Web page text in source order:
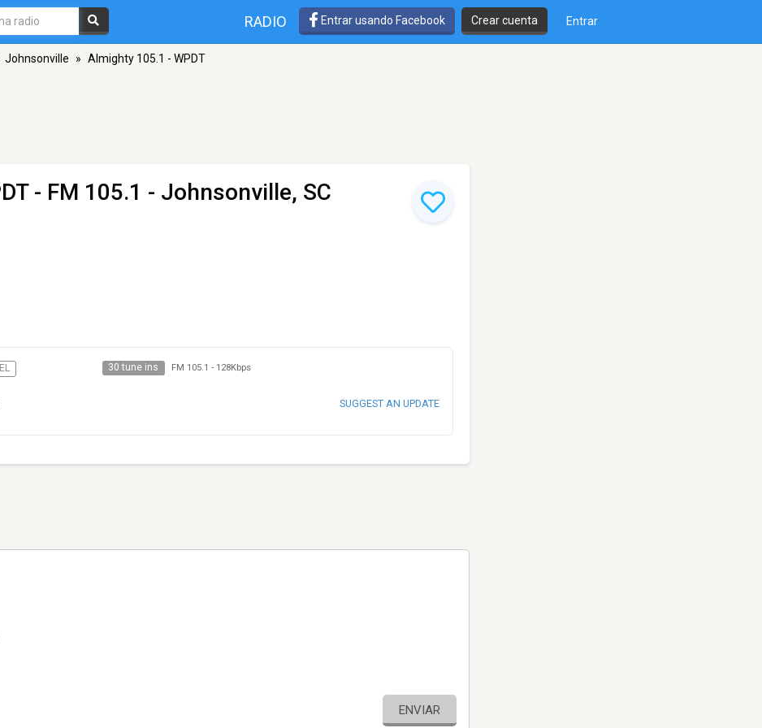
RADIO Entrar usando Facebook Crear cuenta Entrar
Johnsonville » Almighty 105.1 - WPDT
- FM 105.1 - Johnsonville, SC
30 tune ins FM 105.1 - 128Kbps
SUGGEST AN UPDATE
ENVIAR